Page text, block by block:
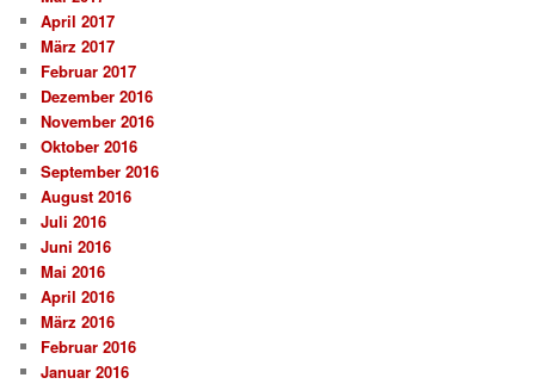
April 2017
März 2017
Februar 2017
Dezember 2016
November 2016
Oktober 2016
September 2016
August 2016
Juli 2016
Juni 2016
Mai 2016
April 2016
März 2016
Februar 2016
Januar 2016